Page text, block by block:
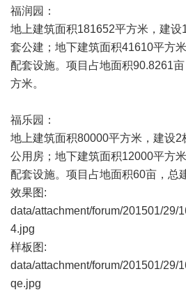
福润园：
地上建筑面积181652平方米，建
套公建；地下建筑面积41610平方
配套设施。项目占地面积90.8261
方米。
福乐园：
地上建筑面积80000平方米，建设
公用房；地下建筑面积12000平方
配套设施。项目占地面积60亩，总
效果图:
data/attachment/forum/201501/29/
4.jpg
样板图:
data/attachment/forum/201501/29/
qe.jpg